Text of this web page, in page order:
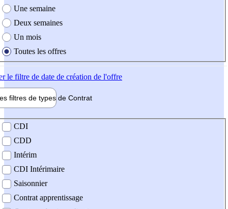
Une semaine
Deux semaines
Un mois
Toutes les offres
le filtre de date de création de l'offre
filtres de types de Contrat
contrat
CDI
CDD
Intérim
CDI Intérimaire
Saisonnier
Contrat apprentissage